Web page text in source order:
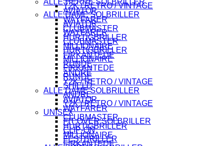
Y2K / RETRO / VINTAGE
ALLE DAME SOLBRILLER
AVIATOR
WAYFARER
CLUBMASTER
HURTIGBRILLER
MILLIONAIRE
FIRKANTEDE
RUNDE
SHIELD
ANDRE
Y2K / RETRO / VINTAGE
UNISEX
FIT OVER SOLBRILLER
CLIP-ON
FESTBRILLER
AVIATOR
WAYFARER
CLUBMASTER
HURTIGBRILLER
MILLIONAIRE
FIRKANTEDE
RUNDE
ANDRE
Y2K / RETRO / VINTAGE
ALLE DAME SOLBRILLER
AVIATOR
WAYFARER
CLUBMASTER
HURTIGBRILLER
MILLIONAIRE
FIRKANTEDE